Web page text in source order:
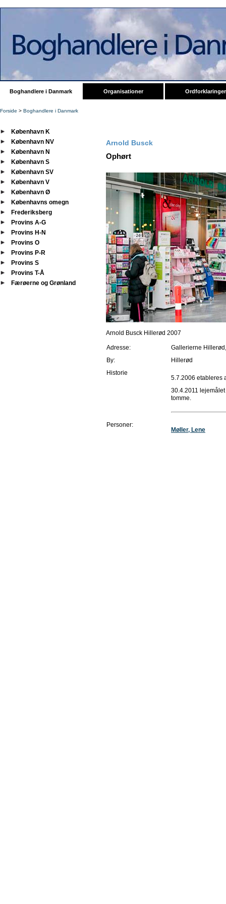
Boghandlere i Danmark Organisationer Ordforklaringer
Forside > Boghandlere i Danmark
København K
København NV
København N
København S
København SV
København V
København Ø
Københavns omegn
Frederiksberg
Provins A-G
Provins H-N
Provins O
Provins P-R
Provins S
Provins T-Å
Færøerne og Grønland
Arnold Busck
Ophørt
Arnold Busck Hillerød 2007
Adresse:
Gallerierne
By:
Hillerød
Historie
5.7.2006 etableres
30.4.2011
tomme.
Personer:
Møller, Lene